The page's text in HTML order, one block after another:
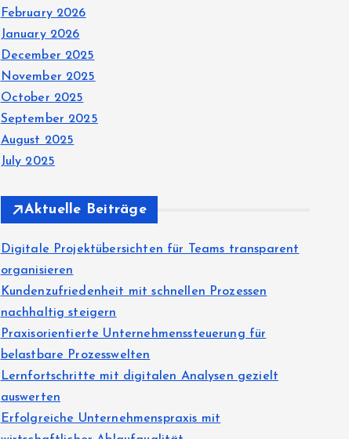
February 2026
January 2026
December 2025
November 2025
October 2025
September 2025
August 2025
July 2025
Aktuelle Beiträge
Digitale Projektübersichten für Teams transparent
organisieren
Kundenzufriedenheit mit schnellen Prozessen
nachhaltig steigern
Praxisorientierte Unternehmenssteuerung für
belastbare Prozesswelten
Lernfortschritte mit digitalen Analysen gezielt
auswerten
Erfolgreiche Unternehmenspraxis mit